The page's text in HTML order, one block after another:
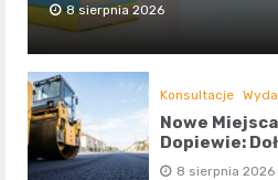
8 sierpnia 2026
Konsultacje
Nowe
Dopiewie:
8 sierpnia 2026